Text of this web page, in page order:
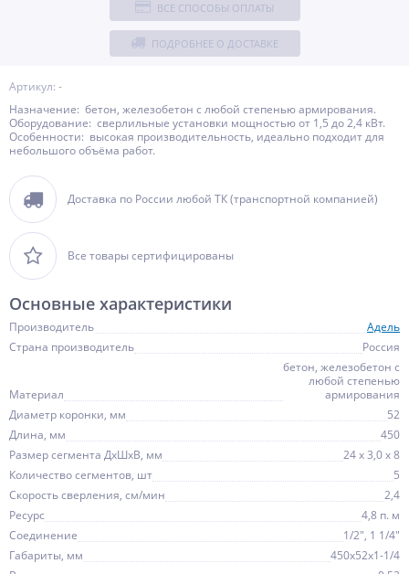
Артикул: -
Назначение: бетон, железобетон с любой степенью армирования.
Оборудование: сверлильные установки мощностью от 1,5 до 2,4 кВт.
Особенности: высокая производительность, идеально подходит для
небольшого объёма работ.
Доставка по России любой ТК (транспортной компанией)
Все товары сертифицированы
ВСЕ СПОСОБЫ ОПЛАТЫ
ПОДРОБНЕЕ О ДОСТАВКЕ
Основные характеристики
Производитель
Адель
Страна производитель
Россия
Материал
бетон, железобетон с
любой степенью
армирования
Диаметр коронки, мм
52
Длина, мм
450
Размер сегмента ДхШхВ, мм
24 х 3,0 х 8
Количество сегментов, шт
5
Скорость сверления, см/мин
2,4
Ресурс
4,8 п. м
Соединение
1/2", 1 1/4"
Габариты, мм
450х52х1-1/4